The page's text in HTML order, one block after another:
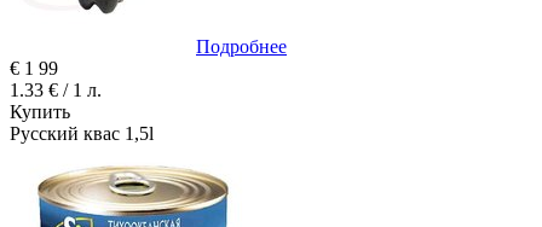
Подробнее
€ 1 99
1.33 € / 1 л.
Купить
Русский квас 1,5l